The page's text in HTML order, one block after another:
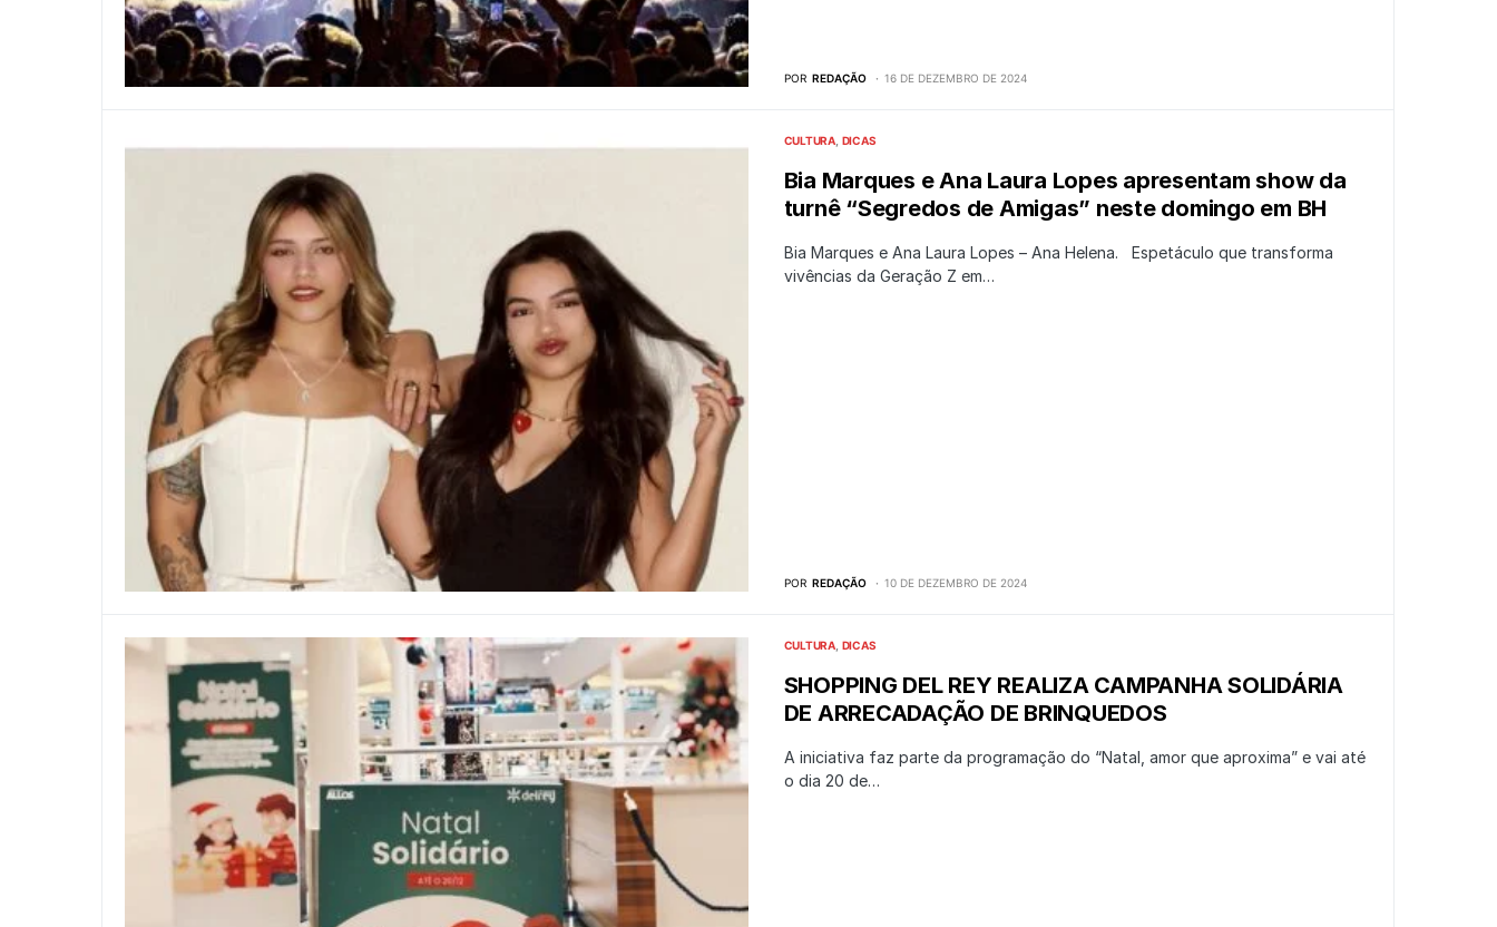
POR REDAÇÃO 16 DE DEZEMBRO DE 2024
CULTURA DICAS
Bia Marques e Ana Laura Lopes apresentam show da
turnê “Segredos de Amigas” neste domingo em BH
Bia Marques e Ana Laura Lopes – Ana Helena. Espetáculo que transforma
vivências da Geração Z em…
POR REDAÇÃO 10 DE DEZEMBRO DE 2024
CULTURA DICAS
SHOPPING DEL REY REALIZA CAMPANHA SOLIDÁRIA
DE ARRECADAÇÃO DE BRINQUEDOS
A iniciativa faz parte da programação do “Natal, amor que aproxima” e vai até
o dia 20 de…